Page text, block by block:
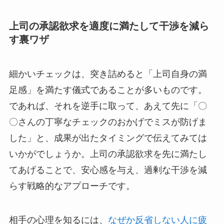
上司の承認欲求を適度に満たして干渉を減ら
す裏ワザ
細かいチェックは、突き詰めると「上司自身の満
足感」を満たす儀式であることが多いものです。
であれば、それを逆手に取って、あえて先に「〇
〇さんの丁寧なチェックのおかげでミスが防げま
した」と、成果が出たタイミングで伝えてみては
いかがでしょうか。上司の承認欲求を先に満たし
てあげることで、安心感を与え、過剰な干渉を減
らす戦略的なアプローチです。
相手の心理を知るには、 なぜか反省しない人に疲